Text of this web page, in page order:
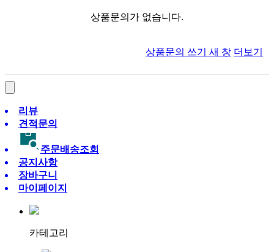
상품문의가 없습니다.
상품문의 쓰기 새 창 더보기
리뷰
견적문의
주문배송조회
공지사항
장바구니
마이페이지
카테고리